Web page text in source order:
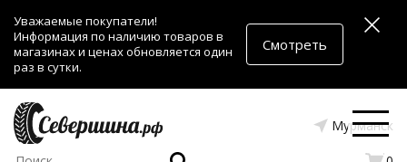
Уважаемые покупатели!
Информация по наличию товаров в
магазинах и ценах обновляется один
раз в сутки.
Смотреть
Мурманск